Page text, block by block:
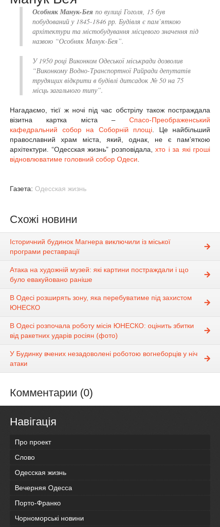
Особняк Манук-Бея по вулиці Гоголя, 15 був
побудований у 1845-1846 рр. Будівля є пам’яткою
архітектури та містобудування місцевого значення під
назвою “Особняк Манук-Бея”.
У 1950 році Виконком Одеської міськради дозволив
“Виконкому Водно-Транспортної Райради депутатів
трудящих відкрити в будівлі дитсадок № 50 на 75
місць загального типу”.
Нагадаємо, тієї ж ночі під час обстрілу також постраждала
візитна картка міста –
Спасо-Преображенський
кафедральний собор на Соборній площі . Це найбільший
православний храм міста, який, однак, не є пам’яткою
архітектури. “Одесская жизнь” розповідала,
хто і за які гроші
відновлюватиме головний собор Одеси
Газета: Одесская жизнь
Схожі новини
Історичний будинок Магнера виключили із міської
програми реставрації
Атака на художній музей: які картини постраждали і що
було евакуйовано раніше
В Одесі розширять зону, яка перебуватиме під захистом
ЮНЕСКО
В Одесі розпочала роботу місія ЮНЕСКО: оцінить збитки
від ракетних ударів росіян (фото)
У Будинку вчених незадоволені роботою вогнеборців у ніч
атаки
Комментарии (0)
Навігація
Про проект
Слово
Одесская жизнь
Вечерняя Одесса
Порто-Франко
Чорноморські новини